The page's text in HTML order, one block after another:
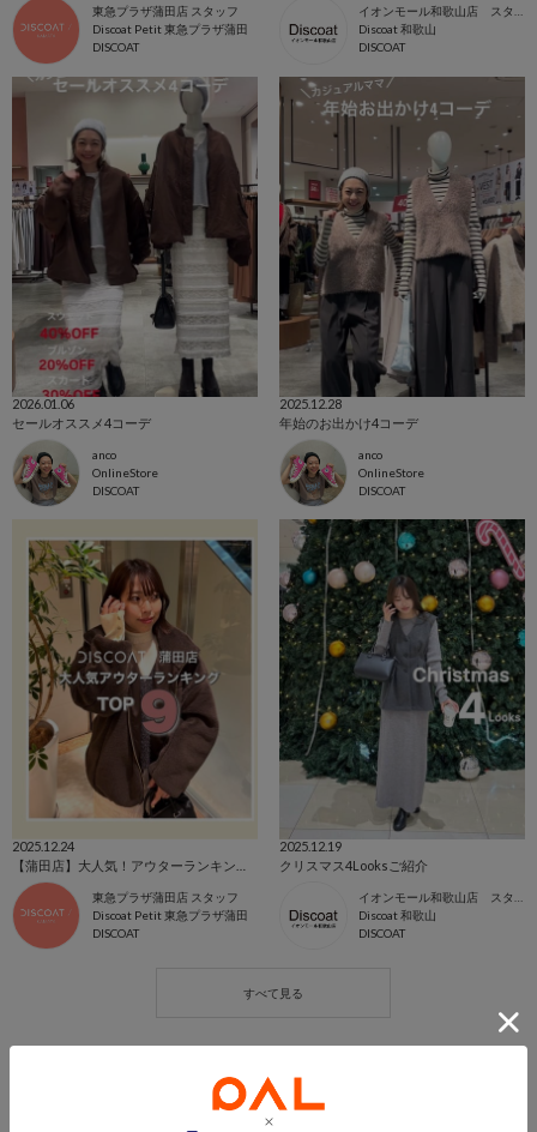
東急プラザ蒲田店 スタッフ
Discoat Petit 東急プラザ蒲田
DISCOAT
Discoat 和歌山
DISCOAT
2026.01.06
セールオススメ4コーデ
anco
OnlineStore
DISCOAT
2025.12.28
年始のお出かけ4コーデ
anco
OnlineStore
DISCOAT
2025.12.24
東急プラザ蒲田店 スタッフ
Discoat Petit 東急プラザ蒲田
DISCOAT
2025.12.19
クリスマス4Looksご紹介
Discoat 和歌山
DISCOAT